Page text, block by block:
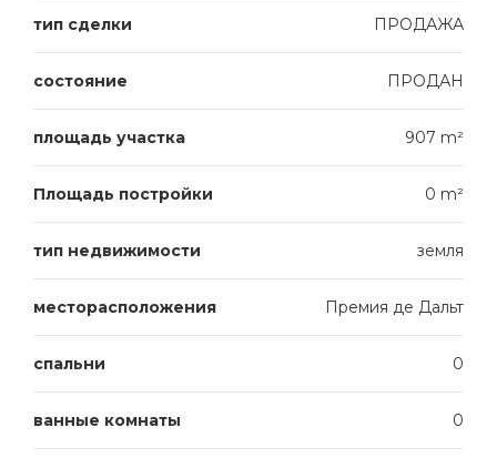
тип сделки ПРОДАЖА
состояние ПРОДАН
площадь участка 907 m²
Площадь постройки 0 m²
тип недвижимости земля
месторасположения Премия де Дальт
спальни 0
ванные комнаты 0